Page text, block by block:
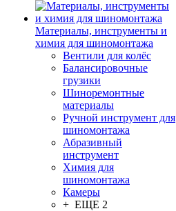
Материалы, инструменты и
химия для шиномонтажа
Вентили для колёс
Балансировочные
грузики
Шиноремонтные
материалы
Ручной инструмент для
шиномонтажа
Абразивный
инструмент
Химия для
шиномонтажа
Камеры
+ ЕЩЕ 2